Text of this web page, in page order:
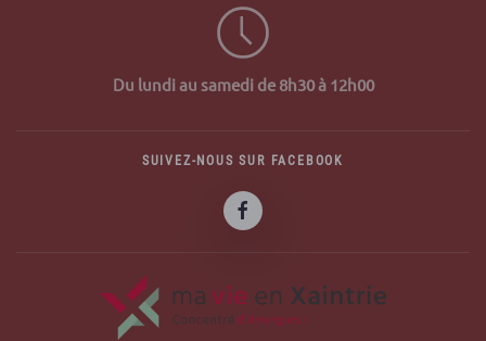
Du lundi au samedi de 8h30 à 12h00
SUIVEZ-NOUS SUR FACEBOOK